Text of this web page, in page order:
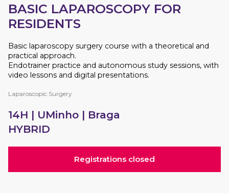
BASIC LAPAROSCOPY FOR
RESIDENTS
Basic laparoscopy surgery course with a theoretical and
practical approach.
Endotrainer practice and autonomous study sessions, with
video lessons and digital presentations.
Laparoscopic Surgery
14H | UMinho | Braga
HYBRID
Registrations closed